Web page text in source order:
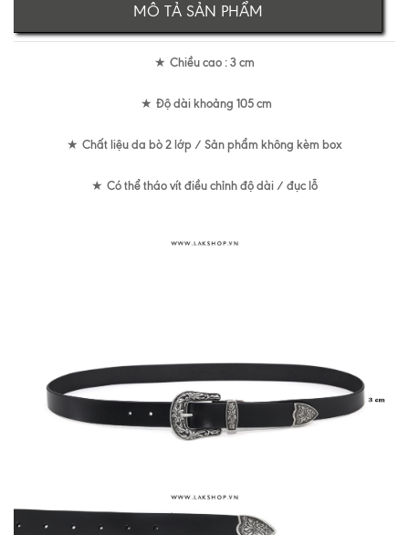
MÔ TẢ SẢN PHẨM
★ Chiều cao : 3 cm
★ Độ dài khoảng 105 cm
★ Chất liệu da bò 2 lớp / Sản phẩm không kèm box
★ Có thể tháo vít điều chỉnh độ dài / đục lỗ